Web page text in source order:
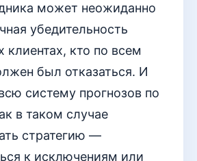
может неожиданно
убедительность
клиентах, кто по всем
был отказаться. И
систему прогнозов по
в таком случае
стратегию —
к исключениям или